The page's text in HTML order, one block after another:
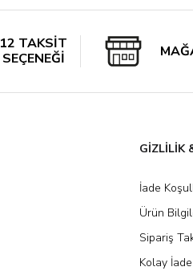
12 TAKSİT
SEÇENEĞİ
GİZLİLİK
İade
Ürün
Sipariş
Kolay İade